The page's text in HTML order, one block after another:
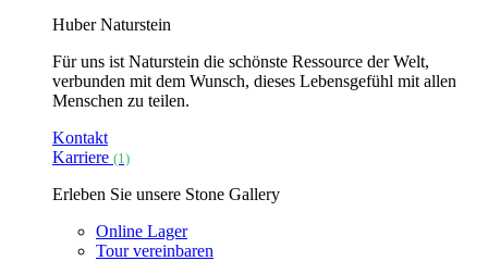
Huber Naturstein
Für uns ist Naturstein die schönste Ressource der Welt,
verbunden mit dem Wunsch, dieses Lebensgefühl mit allen
Menschen zu teilen.
Kontakt
Karriere (1)
Erleben Sie unsere Stone Gallery
Online Lager
Tour vereinbaren